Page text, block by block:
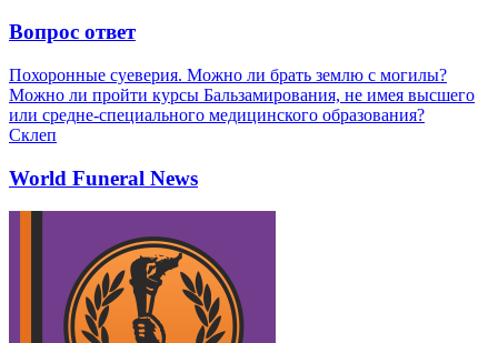
Вопрос ответ
Похоронные суеверия. Можно ли брать землю с могилы?
Можно ли пройти курсы Бальзамирования, не имея высшего
или средне-специального медицинского образования?
Склеп
World Funeral News